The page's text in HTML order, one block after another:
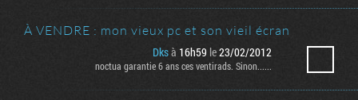
À VENDRE : mon vieux pc et son vieil écran
Dksà 16h59 le23/02/2012
noctua garantie 6 ans ces ventirads. Sinon......